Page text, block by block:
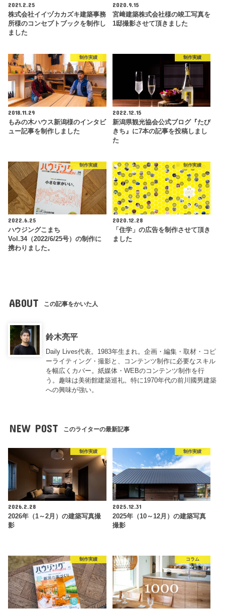
2021.2.25
株式会社イイヅカカズキ建築事務
所様のコンセプトブックを制作し
ました
2020.9.15
宮﨑建築株式会社様の竣工写真を
1邸撮影させて頂きました
制作実績
2018.11.29
もみの木ハウス新潟様のインタビ
ュー記事を制作しました
制作実績
2022.12.15
新潟県観光協会公式ブログ『たび
きち』に7本の記事を投稿しまし
た
制作実績
2022.6.25
ハウジングこまち
Vol.34（2022/6/25号）の制作に
携わりました。
制作実績
2020.12.28
「住学」の広告を制作させて頂き
ました
ABOUT この記事をかいた人
鈴木亮平
Daily Lives代表。1983年生まれ。企画・編集・取材・コピ
ーライティング・撮影と、コンテンツ制作に必要なスキル
を幅広くカバー。紙媒体・WEBのコンテンツ制作を行
う。趣味は美術館建築巡礼。特に1970年代の前川國男建築
への興味が強い。
NEW POST このライターの最新記事
制作実績
2026.2.28
2026年（1～2月）の建築写真撮
影
制作実績
2025.12.31
2025年（10～12月）の建築写真
撮影
制作実績 コラム